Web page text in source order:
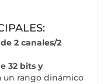
2 canales/2
32 bits y
un rango dinámico